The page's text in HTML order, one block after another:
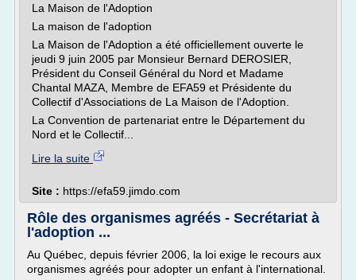
La Maison de l'Adoption
La maison de l'adoption
La Maison de l'Adoption a été officiellement ouverte le
jeudi 9 juin 2005 par Monsieur Bernard DEROSIER,
Président du Conseil Général du Nord et Madame
Chantal MAZA, Membre de EFA59 et Présidente du
Collectif d'Associations de La Maison de l'Adoption.
La Convention de partenariat entre le Département du
Nord et le Collectif...
Lire la suite
Site : https://efa59.jimdo.com
Rôle des organismes agréés - Secrétariat à
l'adoption ...
Au Québec, depuis février 2006, la loi exige le recours aux
organismes agréés pour adopter un enfant à l'international.